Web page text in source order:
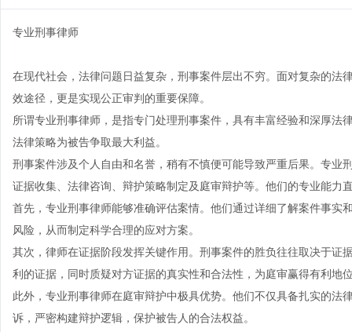
专业刑事律师
在现代社会，法律问题日益复杂，刑事案件层出不穷。面对复杂的法
效途径，更是实现公正审判的重要保障。
所谓专业刑事律师，是指专门处理刑事案件，具有丰富经验和深厚
法律策略为被告争取最大利益。
刑事案件涉及个人自由和名誉，稍有不慎便可能导致严重后果。专业
证据收集、法律咨询、辩护策略制定及庭审辩护等。他们的专业能力
首先，专业刑事律师能够准确评估案情。他们通过详细了解案件事实
风险，从而制定科学合理的应对方案。
其次，律师在证据阶段发挥关键作用。刑事案件的胜负往往取决于证
利的证据，同时质疑对方证据的真实性和合法性，为庭审赢得有利地
此外，专业刑事律师在庭审辩护中极具优势。他们不仅具备扎实的
诉，严密构建辩护逻辑，保护被告人的合法权益。